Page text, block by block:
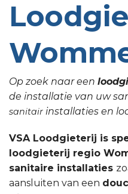
Op zoek naar een
de installatie van uw
sanitair installaties en
VSA Loodgieterij is
loodgieterij regio
sanitaire installaties
aansluiten van een